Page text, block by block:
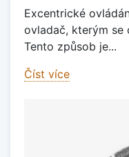
Excentrické
ovladač, kterým se
Tento způsob je...
Číst více